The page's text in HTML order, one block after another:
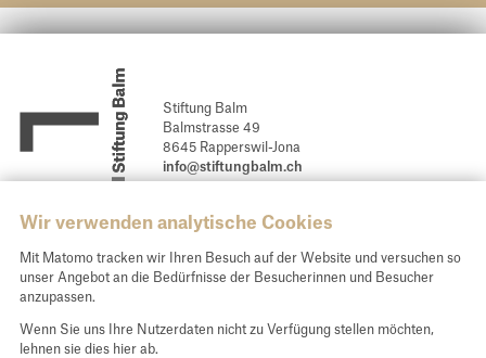
Wir verwenden analytische Cookies
Mit Matomo tracken wir Ihren Besuch auf der Website und versuchen so
unser Angebot an die Bedürfnisse der Besucherinnen und Besucher
anzupassen.
Wenn Sie uns Ihre Nutzerdaten nicht zu Verfügung stellen möchten,
lehnen sie dies hier ab.
Stiftung Balm
Balmstrasse 49
8645 Rapperswil-Jona
info@stiftungbalm.ch
Spendenkonto und Kontakt
Unsere E-Banking Daten für Ihre Spende:
St. Galler Kantonalbank AG, 9001 St. Gallen
IBAN CH54 0078 1624 4588 9200 0